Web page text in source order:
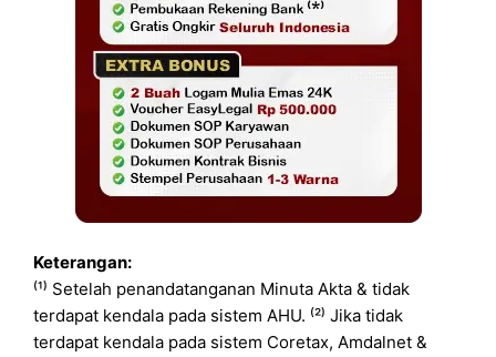
Keterangan:
⁽¹⁾ Setelah penandatanganan Minuta Akta & tidak
terdapat kendala pada sistem AHU. ⁽²⁾ Jika tidak
terdapat kendala pada sistem Coretax, Amdalnet &